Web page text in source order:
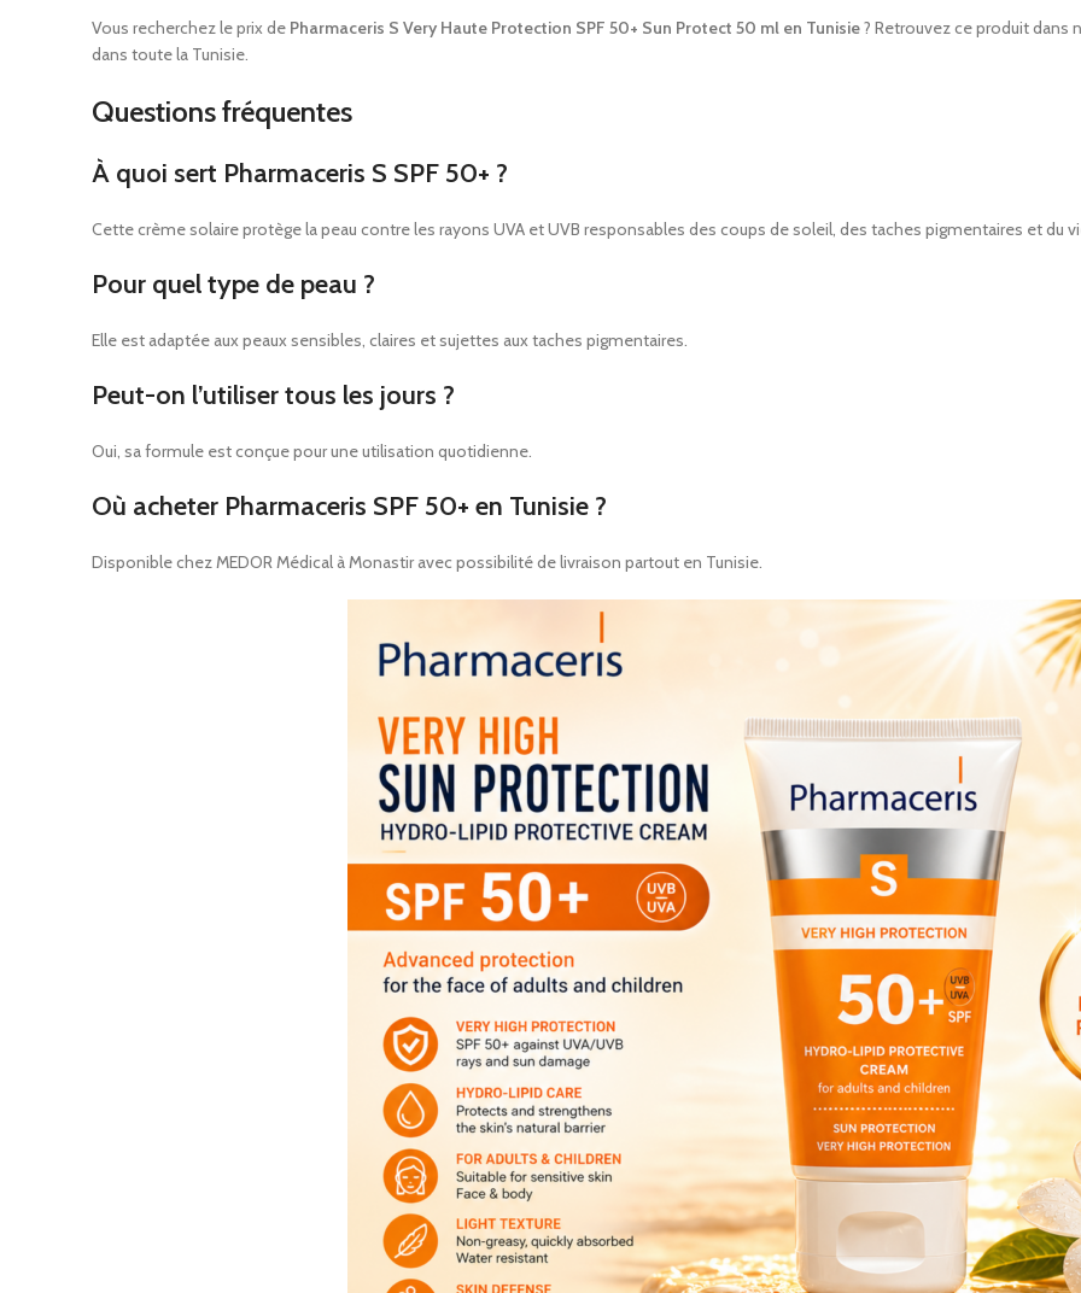
Vous recherchez le prix de Pharmaceris S Very Haute Protection SPF 50+ Sun Protect 50 ml en Tunisie? Retrouvez ce produit dans
dans toute la Tunisie.
Questions fréquentes
À quoi sert Pharmaceris S SPF 50+ ?
Cette crème solaire protège la peau contre les rayons UVA et UVB responsables des coups de soleil, des taches pigmentaires et du
Pour quel type de peau ?
Elle est adaptée aux peaux sensibles, claires et sujettes aux taches pigmentaires.
Peut-on l’utiliser tous les jours ?
Oui, sa formule est conçue pour une utilisation quotidienne.
Où acheter Pharmaceris SPF 50+ en Tunisie ?
Disponible chez MEDOR Médical à Monastir avec possibilité de livraison partout en Tunisie.